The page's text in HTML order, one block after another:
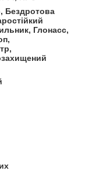
Бездротова
Глонасс,